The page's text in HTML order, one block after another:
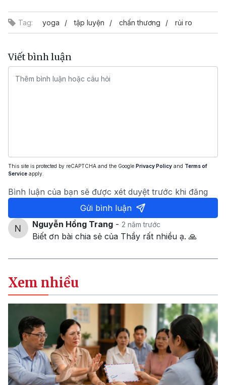
Tag: yoga tập luyện chấn thương rủi ro
Viết bình luận
This site is protected by reCAPTCHA and the Google Privacy Policy and Terms of
Service apply.
Bình luận của bạn sẽ được xét duyệt trước khi đăng
Gửi bình luận
Nguyễn Hồng Trang - 2 năm trước
Biết ơn bài chia sẻ của Thầy rất nhiều ạ. 🙏
Xem nhiều